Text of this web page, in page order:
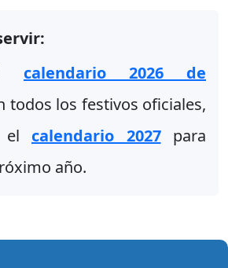
calendario 2026 de
todos los festivos oficiales,
el calendario 2027para
año.